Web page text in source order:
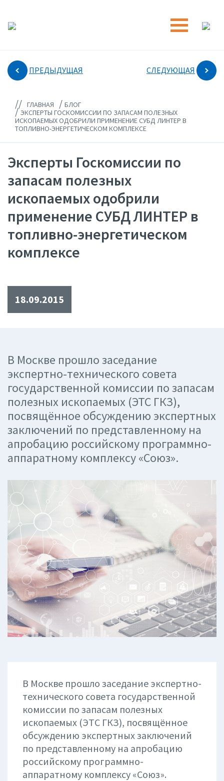
ПРЕДЫДУЩАЯ СЛЕДУЮЩАЯ
// ГЛАВНАЯ / БЛОГ
/ЭКСПЕРТЫ ГОСКОМИССИИ ПО ЗАПАСАМ ПОЛЕЗНЫХ
ИСКОПАЕМЫХ ОДОБРИЛИ ПРИМЕНЕНИЕ СУБД ЛИНТЕР В
ТОПЛИВНО-ЭНЕРГЕТИЧЕСКОМ КОМПЛЕКСЕ
Эксперты Госкомиссии по
запасам полезных
ископаемых одобрили
применение СУБД ЛИНТЕР в
топливно-энергетическом
комплексе
18.09.2015
В Москве прошло заседание
экспертно-технического совета
государственной комиссии по запасам
полезных ископаемых (ЭТС ГКЗ),
посвящённое обсуждению экспертных
заключений по представленному на
апробацию российскому программно-
аппаратному комплексу «Союз».
В Москве прошло заседание экспертно-
технического совета государственной
комиссии по запасам полезных
ископаемых (ЭТС ГКЗ), посвящённое
обсуждению экспертных заключений
по представленному на апробацию
российскому программно-
аппаратному комплексу «Союз».